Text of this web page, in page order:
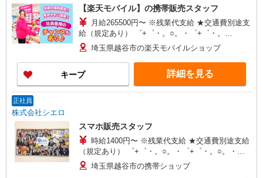
【楽天モバイル】の携帯販売スタッフ
月給265500円〜 ※残業代支給 ★交通費別途支
給（規定あり） ゜+゜・。○。・゜+゜・。
○。・゜+゜ 入社祝い金10万円支給(規定有) お友達
を紹介頂くと, インセンティブ支給(規定有) ゜・。
○。・゜+゜・。○。・゜+゜
埼玉県越谷市の楽天モバイルショップ
キープ 詳細を見る
正社員
株式会社シエロ
スマホ販売スタッフ
時給1400円〜 ※残業代支給 ★交通費別途支給
（規定あり） ゜+゜・。○。・゜+゜・。○。・゜
+゜ 入社祝い金10万円支給(規定有) お友達を紹介
頂くと, インセンティブ支給(規定有) ★月2回払
埼玉県越谷市の携帯ショップ